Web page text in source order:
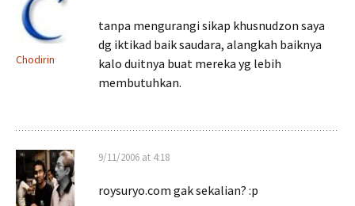
Chodirin
tanpa mengurangi sikap khusnudzon saya
dg iktikad baik saudara, alangkah baiknya
kalo duitnya buat mereka yg lebih
membutuhkan.
9/11/2006 at 4:18
roysuryo.com gak sekalian? :p